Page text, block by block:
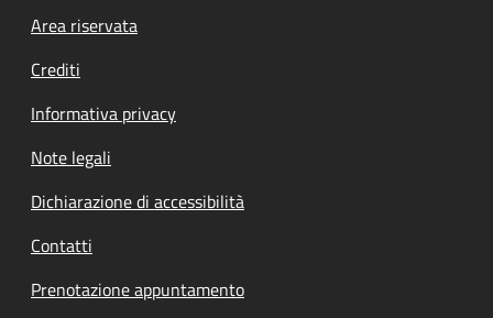
Footer menu
Area riservata
Crediti
Informativa privacy
Note legali
Dichiarazione di accessibilità
Contatti
Prenotazione appuntamento